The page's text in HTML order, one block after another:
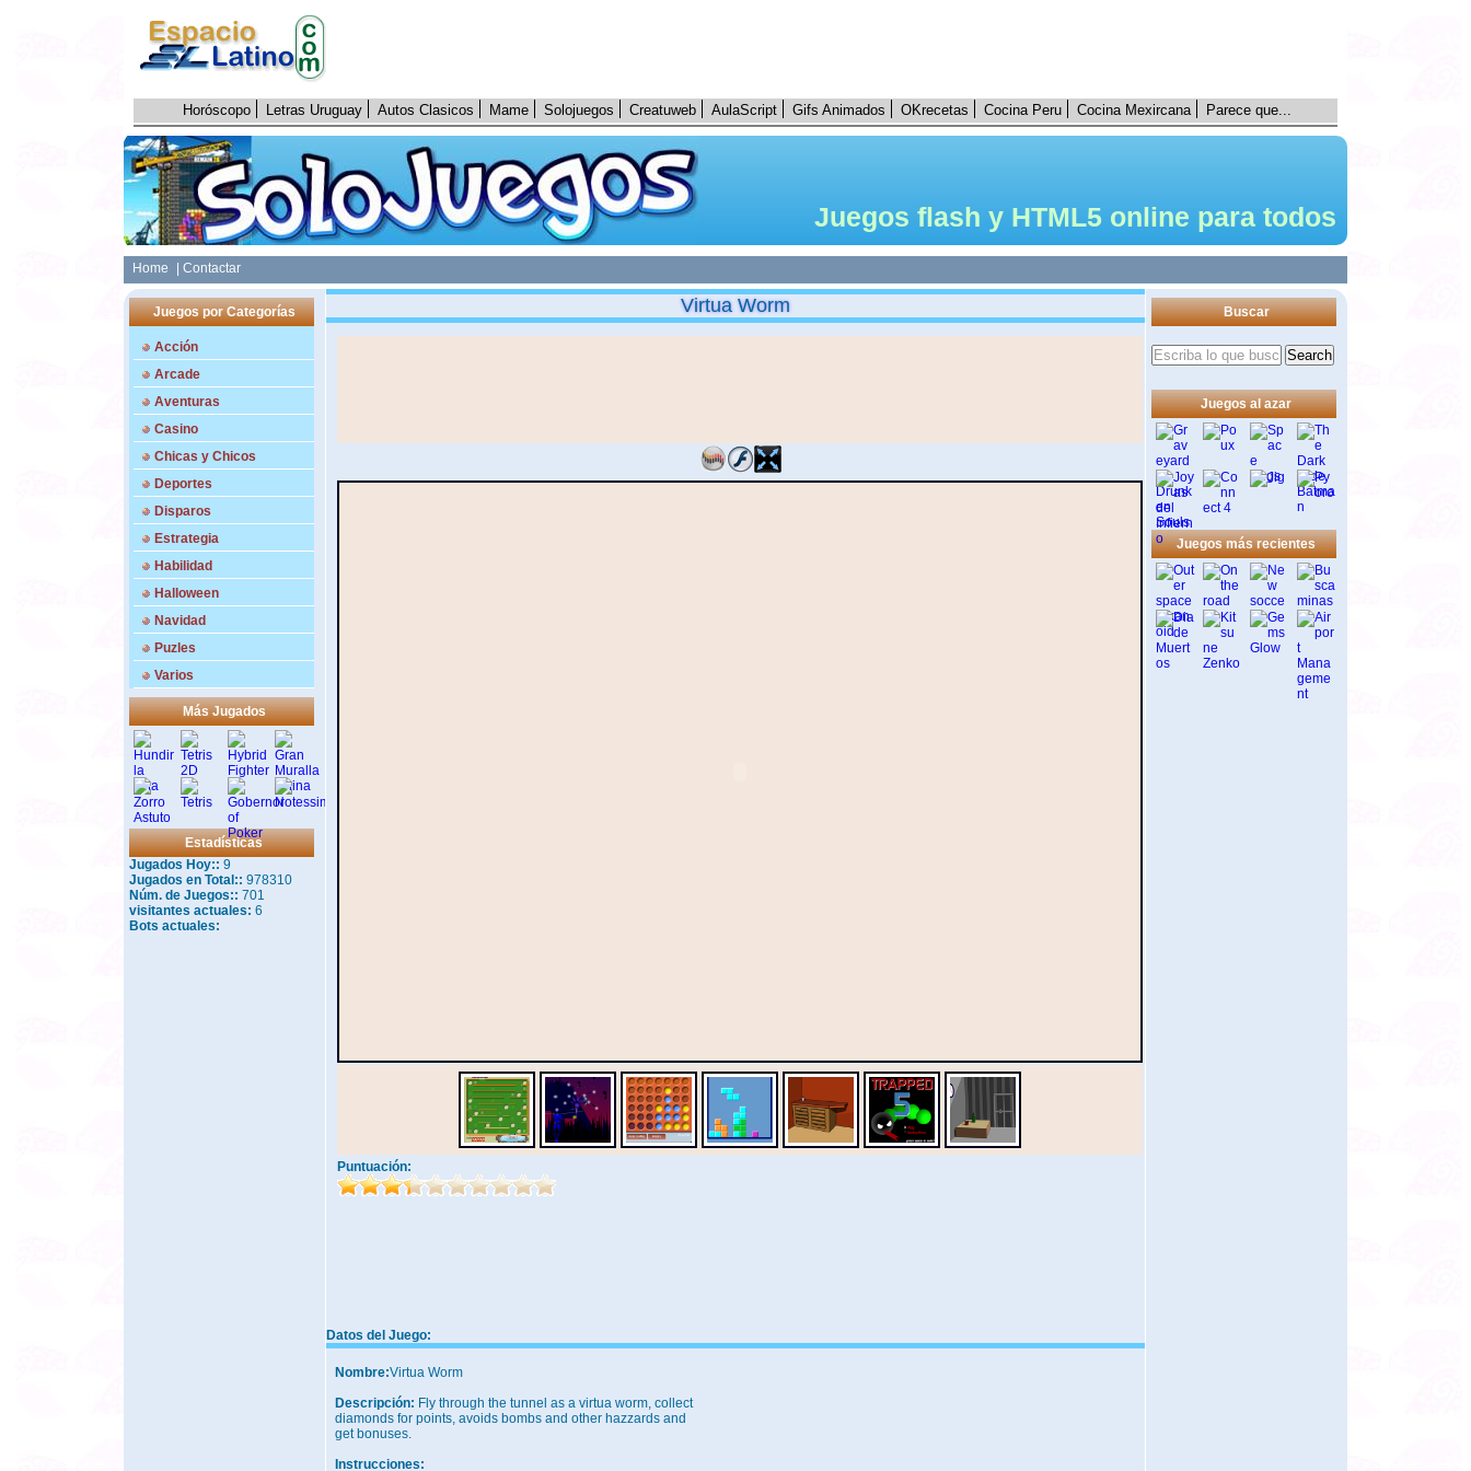
Horóscopo Letras Uruguay Autos Clasicos Mame Solojuegos Creatuweb AulaScript Gifs Animados OKrecetas Cocina Peru Cocina Mexircana Parece que...
Juegos flash y HTML5 online para todos
Home | Contactar
Juegos por Categorías
Acción
Arcade
Aventuras
Casino
Chicas y Chicos
Deportes
Disparos
Estrategia
Habilidad
Halloween
Navidad
Puzles
Varios
Más Jugados
Estadísticas
Jugados Hoy:: 9
Jugados en Total:: 978310
Núm. de Juegos:: 701
visitantes actuales: 6
Bots actuales:
Virtua Worm
Puntuación:
Datos del Juego:
Nombre:Virtua Worm
Descripción: Fly through the tunnel as a virtua worm, collect
diamonds for points, avoids bombs and other hazzards and
get bonuses.
Instrucciones:
Buscar
Juegos al azar
Juegos más recientes